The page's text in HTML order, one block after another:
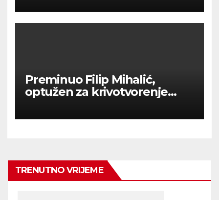
Preminuo Filip Mihalić,
optužen za krivotvorenje
TRENUTNO VRIJEME